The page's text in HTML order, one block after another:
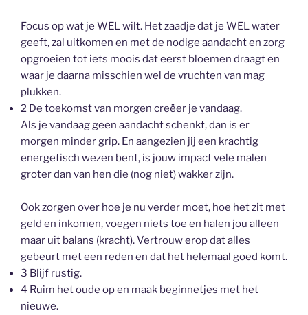
Focus op wat je WEL wilt. Het zaadje dat je WEL water
geeft, zal uitkomen en met de nodige aandacht en zorg
opgroeien tot iets moois dat eerst bloemen draagt en
waar je daarna misschien wel de vruchten van mag
plukken.
2 De toekomst van morgen creëer je vandaag.
Als je vandaag geen aandacht schenkt, dan is er
morgen minder grip. En aangezien jij een krachtig
energetisch wezen bent, is jouw impact vele malen
groter dan van hen die (nog niet) wakker zijn.
Ook zorgen over hoe je nu verder moet, hoe het zit met
geld en inkomen, voegen niets toe en halen jou alleen
maar uit balans (kracht). Vertrouw erop dat alles
gebeurt met een reden en dat het helemaal goed komt.
3 Blijf rustig.
4 Ruim het oude op en maak beginnetjes met het
nieuwe.